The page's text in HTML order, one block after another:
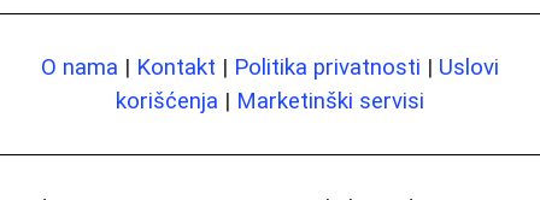
O nama | Kontakt | Politika privatnosti | Uslovi
korišćenja | Marketinški servisi